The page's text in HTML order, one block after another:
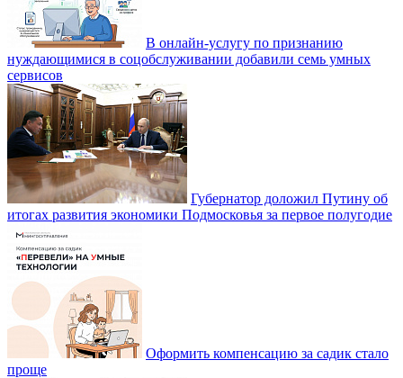
В онлайн-услугу по признанию
нуждающимися в соцобслуживании добавили семь умных
сервисов
Губернатор доложил Путину об
итогах развития экономики Подмосковья за первое полугодие
Оформить компенсацию за садик стало
проще